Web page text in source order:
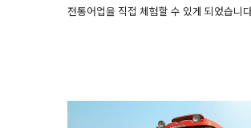
전통어업을 직접 체험할 수 있게 되었습니